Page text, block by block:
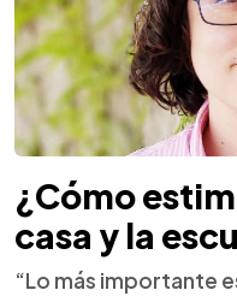
¿Cómo
casa y la
“Lo más importante